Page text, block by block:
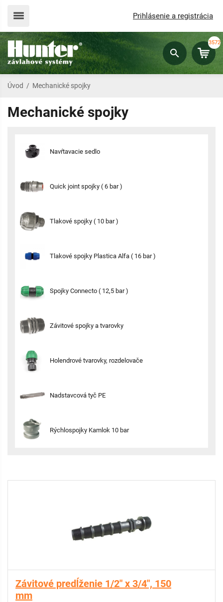
Prihlásenie a registrácia
3572
Úvod / Mechanické spojky
Mechanické spojky
Navŕtavacie sedlo
Quick joint spojky ( 6 bar )
Tlakové spojky ( 10 bar )
Tlakové spojky Plastica Alfa ( 16 bar )
Spojky Connecto ( 12,5 bar )
Závitové spojky a tvarovky
Holendrové tvarovky, rozdelovače
Nadstavcová tyč PE
Rýchlospojky Kamlok 10 bar
Závitové predĺženie 1/2" x 3/4", 150
mm